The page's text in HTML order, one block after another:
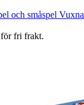
och småspel Vuxna
fri frakt.